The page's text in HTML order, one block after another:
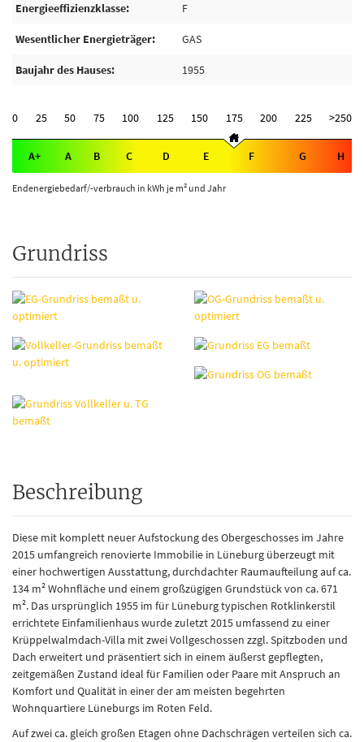
Energieeffizienzklasse F
Wesentlicher Energieträger GAS
Baujahr des Hauses 1955
0 25 50 75 100 125 150 175 200 225 >250
A+ A B C D E F G H
Endenergiebedarf/-verbrauch in kWh je m² und Jahr
Grundriss
Beschreibung
Diese mit komplett neuer Aufstockung des Obergeschosses im Jahre
2015 umfangreich renovierte Immobilie in Lüneburg überzeugt mit
einer hochwertigen Ausstattung, durchdachter Raumaufteilung auf ca.
134 m² Wohnfläche und einem großzügigen Grundstück von ca. 671
m². Das ursprünglich 1955 im für Lüneburg typischen Rotklinkerstil
errichtete Einfamilienhaus wurde zuletzt 2015 umfassend zu einer
Krüppelwalmdach-Villa mit zwei Vollgeschossen zzgl. Spitzboden und
Dach erweitert und präsentiert sich in einem äußerst gepflegten,
zeitgemäßen Zustand ideal für Familien oder Paare mit Anspruch an
Komfort und Qualität in einer der am meisten begehrten
Wohnquartiere Lüneburgs im Roten Feld.
Auf zwei ca. gleich großen Etagen ohne Dachschrägen verteilen sich ca.